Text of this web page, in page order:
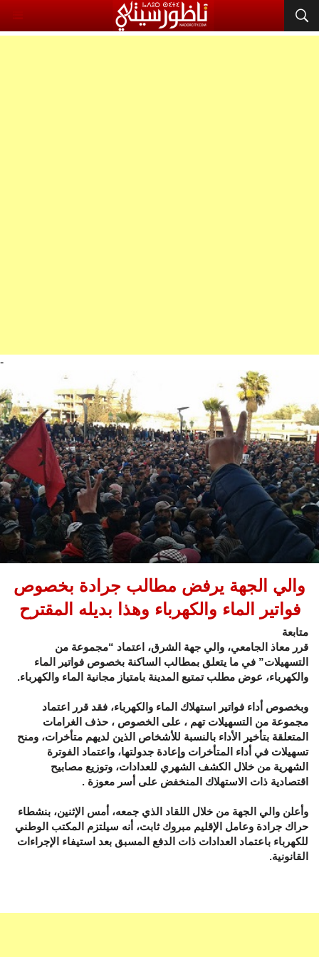
-
والي الجهة يرفض مطالب جرادة بخصوص
فواتير الماء والكهرباء وهذا بديله المقترح
متابعة
قرر معاذ الجامعي، والي جهة الشرق، اعتماد “مجموعة من
التسهيلات” في ما يتعلق بمطالب الساكنة بخصوص فواتير الماء
والكهرباء، عوض مطلب تمتيع المدينة بامتياز مجانية الماء والكهرباء.
وبخصوص أداء فواتير استهلاك الماء والكهرباء، فقد قرر اعتماد
مجموعة من التسهيلات تهم ، على الخصوص ، حذف الغرامات
المتعلقة بتأخير الأداء بالنسبة للأشخاص الذين لديهم متأخرات، ومنح
تسهيلات في أداء المتأخرات وإعادة جدولتها، واعتماد الفوترة
الشهرية من خلال الكشف الشهري للعدادات، وتوزيع مصابيح
اقتصادية ذات الاستهلاك المنخفض على أسر معوزة .
وأعلن والي الجهة من خلال اللقاد الذي جمعه، أمس الإثنين، بنشطاء
حراك جرادة وعامل الإقليم مبروك ثابت، أنه سيلتزم المكتب الوطني
للكهرباء باعتماد العدادات ذات الدفع المسبق بعد استيفاء الإجراءات
القانونية.